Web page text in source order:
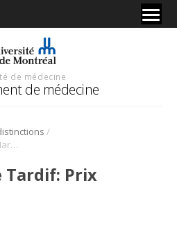
de médecine
de médecine
/
Dr Jean-Claude Tardif: Prix Margolese
Tardif: Prix